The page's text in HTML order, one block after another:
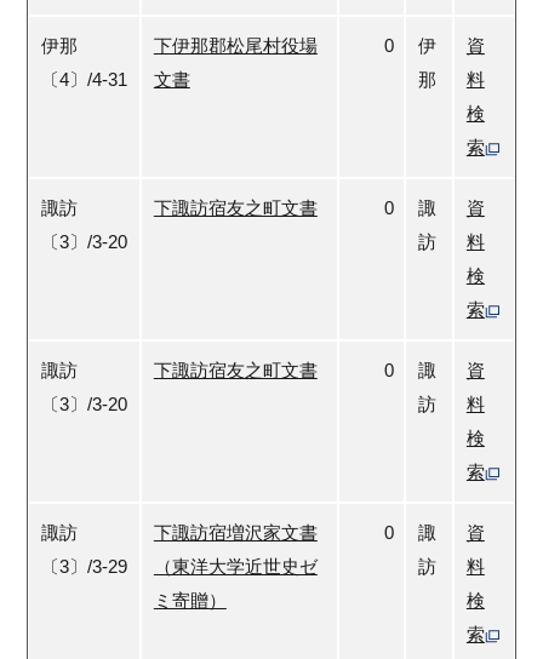
伊那
〔4〕/4-31
下伊那郡松尾村役場
文書
0
伊
那
資
料
検
索
諏訪
〔3〕/3-20
下諏訪宿友之町文書 0
諏
訪
資
料
検
索
諏訪
〔3〕/3-20
下諏訪宿友之町文書 0
諏
訪
資
料
検
索
諏訪
〔3〕/3-29
下諏訪宿増沢家文書
（東洋大学近世史ゼ
ミ寄贈）
0
諏
訪
資
料
検
索